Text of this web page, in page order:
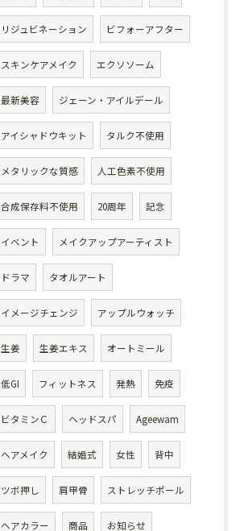
リジュビネーション ビフォーアフター
スキンケアメイク エクソソーム
最新美容 ジェーン・アイルデール
アイシャドウキット タルク不使用
メタリックな質感 人工色素不使用
合成保存料不使用 20周年 記念
イベント メイクアップアーティスト
ドラマ タオルアート
イメージチェンジ アップルウォッチ
生姜 生姜エキス オートミール
低GI フィットネス 発熱 免疫
ビタミンＣ ヘッドスパ Ageewam
ヘアメイク 結婚式 女性 背中
ツボ押し 肩甲骨 ストレッチポール
ヘアカラー 商品 お知らせ